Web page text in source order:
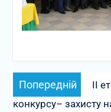
Навігація
записів
Попередній
ІІ
конкурсу– захисту